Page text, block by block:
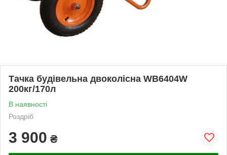
Тачка будівельна двоколісна WB6404W
200кг/170л
В наявності
Роздріб
3 900 ₴